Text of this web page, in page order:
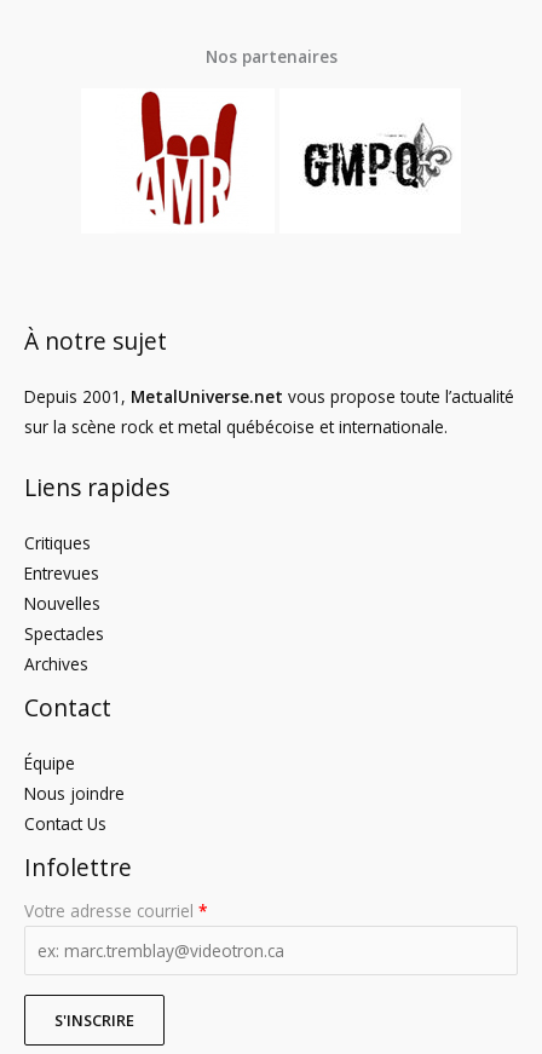
Nos partenaires
À notre sujet
Depuis 2001, MetalUniverse.net vous propose toute l’actualité
sur la scène rock et metal québécoise et internationale.
Liens rapides
Critiques
Entrevues
Nouvelles
Spectacles
Archives
Contact
Équipe
Nous joindre
Contact Us
Infolettre
Votre adresse courriel *